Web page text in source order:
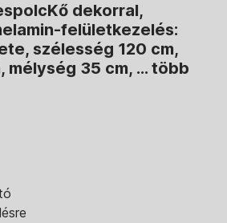
Kő dekorral,
felületkezelés:
szélesség 120 cm,
mélység 35 cm, … több